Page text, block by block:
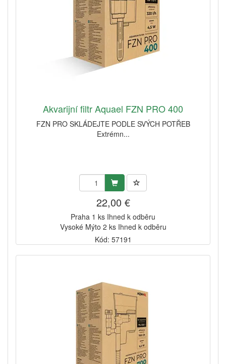
Akvarijní filtr Aquael FZN PRO 400
FZN PRO SKLÁDEJTE PODLE SVÝCH POTŘEB
Extrémn...
22,00 €
Praha 1 ks Ihned k odběru
Vysoké Mýto 2 ks Ihned k odběru
Kód: 57191